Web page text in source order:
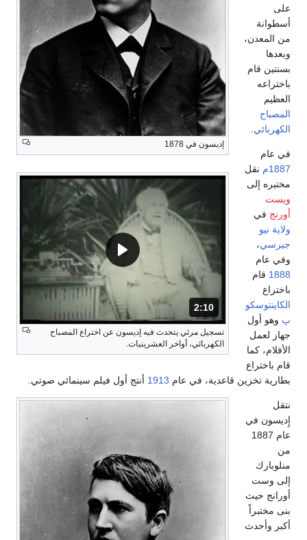
إديسون في 1878
المدة: دقائق و 10 ثواني.
2:10
تسجيل مرئي يتحدث فيه إديسون عن اختراع المصباح
الكهربائي، أواخر العشرينيات.
على
أسطوانة
من المعدن،
وبعدها
بسنتين قام
باختراعه
العظيم
المصباح
الكهربائي
في عام
1887م
نقل
مختبره إلى
ويست
أورنج في
ولاية نيو
جيرسي،
وفي عام
1888 قام
باختراع
الكاينتوسكو
پ وهو أول
جهاز لعمل
الأفلام، كما
قام باختراع
بطارية تخزين قاعدية، في عام 1913 أنتج أول فيلم سينمائي صوتي.
نتقل
إِديسون في
عام 1887
من
منلوبارك
إلى وست
أورانج حيث
بنى مختبراً
أكبر وأحدث